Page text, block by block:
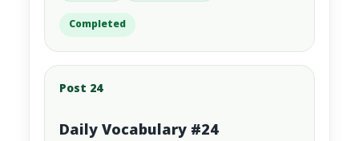
Completed
Post 24
Daily Vocabulary #24